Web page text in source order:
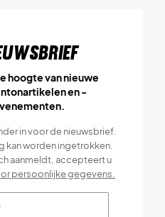
hoogte van nieuwe
en -
in voor de nieuwsbrief.
kan worden ingetrokken.
aanmeldt, accepteert u
persoonlijke gegevens.